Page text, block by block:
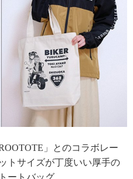
」とのコラボレー
トサイズが丁度いい厚手の